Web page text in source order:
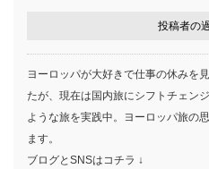
投稿者の
ヨーロッパが大好きで仕事の休みを
たが、現在は国内旅にシフトチェン
ような旅を実践中。ヨーロッパ旅の
ます。
ブログとSNSはコチラ ↓